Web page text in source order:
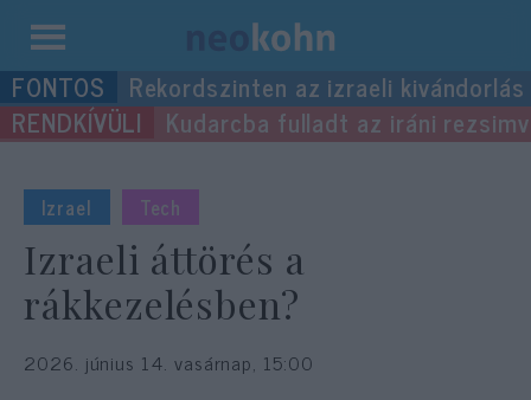
Kilépés
a
tartalomba
Rekordszinten az izraeli kivándorlás
Kudarcba fulladt az iráni
Izrael Tech
Izraeli áttörés a
rákkezelésben?
2026. június 14. vasárnap, 15:00